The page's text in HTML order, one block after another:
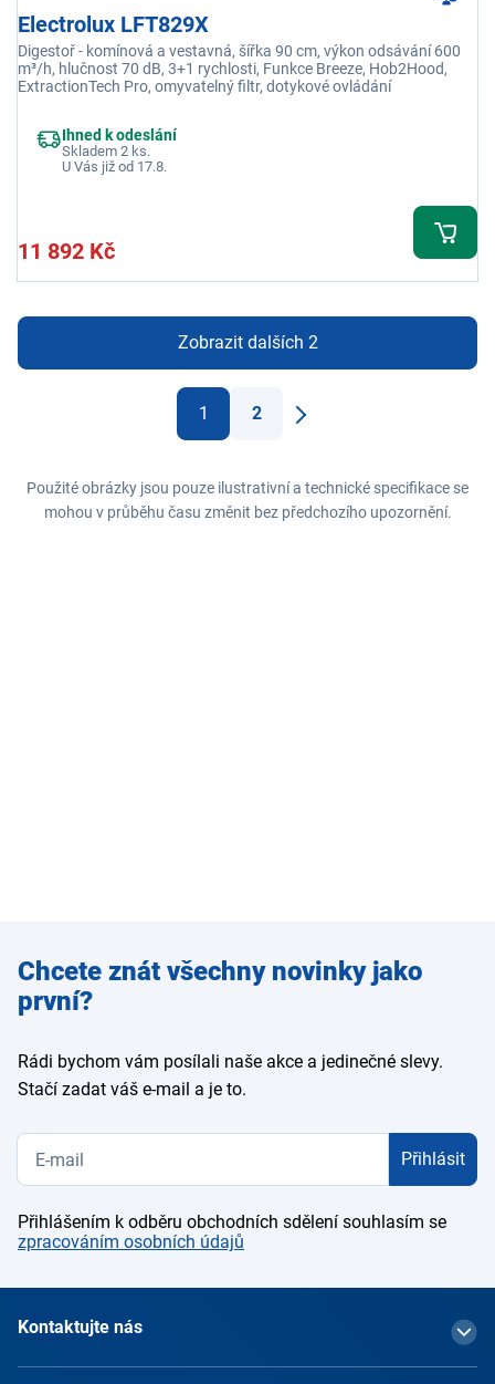
Electrolux LFT829X
Digestoř - komínová a vestavná, šířka 90 cm, výkon odsávání 600
m³/h, hlučnost 70 dB, 3+1 rychlosti, Funkce Breeze, Hob2Hood,
ExtractionTech Pro, omyvatelný filtr, dotykové ovládání
Ihned k odeslání
Skladem 2 ks.
U Vás již od 17.8.
11 892 Kč
Zobrazit dalších 2
1
2
Použité obrázky jsou pouze ilustrativní a technické specifikace se
mohou v průběhu času změnit bez předchozího upozornění.
Zadejte
e-mail
Chcete znát všechny novinky jako
první?
Rádi bychom vám posílali naše akce a jedinečné slevy.
Stačí zadat váš e-mail a je to.
Přihlásit
Přihlášením k odběru obchodních sdělení souhlasím se
zpracováním osobních údajů
Kontaktujte nás